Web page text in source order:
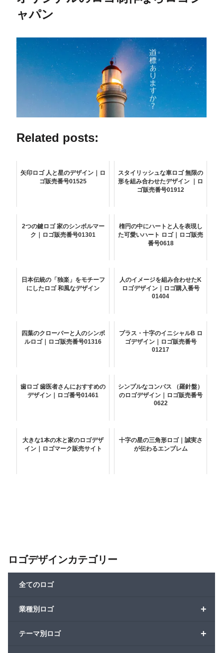
ャパン
Related posts:
矢印ロゴ 人と星のデザイン｜ロ
ゴ販売番号01525
スタイリッシュな車ロゴ 無限の
形を組み合わせたデザイン ｜ロ
ゴ販売番号01912
2つの鍵ロゴ 家のシンボルマー
ク｜ロゴ販売番号01301
楕円の中にハートと人を表現し
た可愛いハート ロゴ｜ロゴ販売
番号0618
日本伝統の「独楽」をモチーフ
にしたロゴ 和風なデザイン
人のイメージを組み合わせたK
ロゴデザイン｜ロゴ購入番号
01404
四葉のクローバーと人のシンボ
ルロゴ｜ロゴ販売番号01316
プラス・十字のイニシャルB ロ
ゴデザイン｜ロゴ販売番号
01217
歯ロゴ 歯医者さんにおすすめの
デザイン｜ロゴ番号01461
シンプルなコンパス （羅針盤）
のロゴデザイン｜ロゴ販売番号
0622
大きな1本の木と家のロゴデザ
イン｜ロゴマーク販売サイト
十字の星の三角形ロゴ｜誠実さ
が伝わるエンブレム
ロゴデザインカテゴリー
全てのロゴ
+
業種別ロゴ
+
テーマ別ロゴ